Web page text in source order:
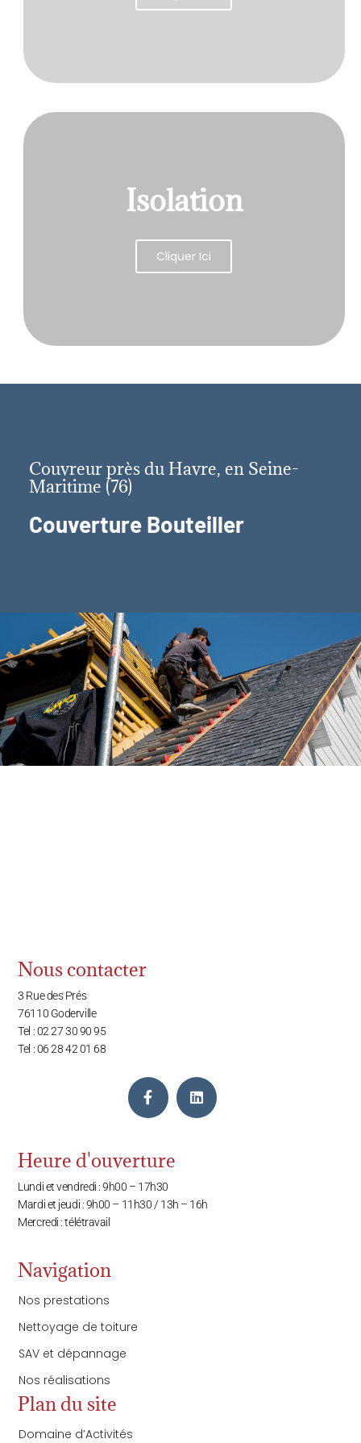
Isolation
Cliquer Ici
Couvreur près du Havre, en Seine-
Maritime (76)
Couverture Bouteiller
Nous contacter
3 Rue des Prés
76110 Goderville
Tel : 02 27 30 90 95
Tel : 06 28 42 01 68
Heure d'ouverture
Lundi et vendredi : 9h00 – 17h30
Mardi et jeudi : 9h00 – 11h30 / 13h – 16h
Mercredi : télétravail
Navigation
Nos prestations
Nettoyage de toiture
SAV et dépannage
Nos réalisations
Plan du site
Domaine d’Activités